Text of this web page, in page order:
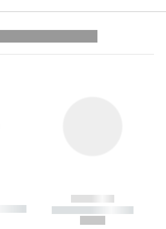
------------
----------- -----------